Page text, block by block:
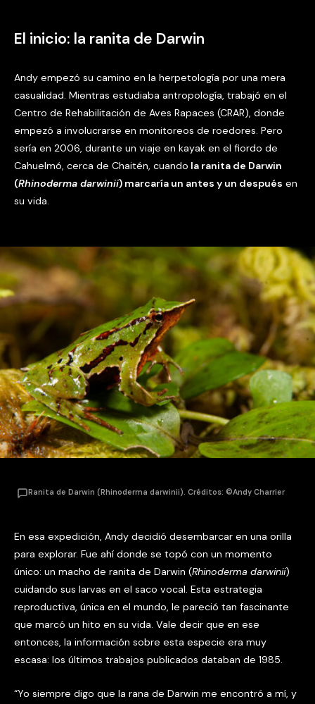
El inicio: la ranita de Darwin
Andy empezó su camino en la herpetología por una mera
casualidad. Mientras estudiaba antropología, trabajó en el
Centro de Rehabilitación de Aves Rapaces (CRAR), donde
empezó a involucrarse en monitoreos de roedores. Pero
sería en 2006, durante un viaje en kayak en el fiordo de
Cahuelmó, cerca de Chaitén, cuando la ranita de Darwin
(Rhinoderma darwinii) marcaría un antes y un después en
su vida.
Ranita de Darwin (Rhinoderma darwinii). Créditos: ©Andy Charrier
En esa expedición, Andy decidió desembarcar en una orilla
para explorar. Fue ahí donde se topó con un momento
único: un macho de ranita de Darwin (Rhinoderma darwinii)
cuidando sus larvas en el saco vocal. Esta estrategia
reproductiva, única en el mundo, le pareció tan fascinante
que marcó un hito en su vida. Vale decir que en ese
entonces, la información sobre esta especie era muy
escasa: los últimos trabajos publicados databan de 1985.
“Yo siempre digo que la rana de Darwin me encontró a mí, y